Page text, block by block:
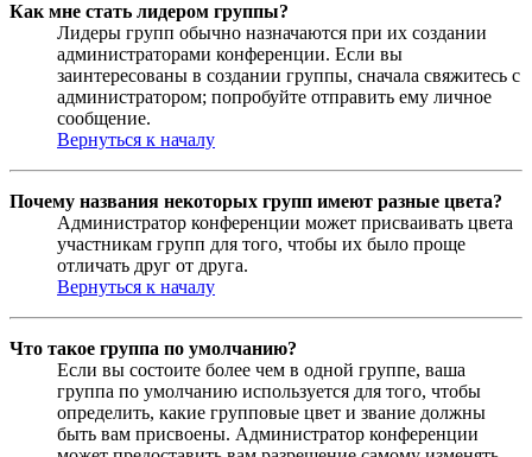
Как мне стать лидером группы?
Лидеры групп обычно назначаются при их создании
администраторами конференции. Если вы
заинтересованы в создании группы, сначала свяжитесь с
администратором; попробуйте отправить ему личное
сообщение.
Вернуться к началу
Почему названия некоторых групп имеют разные цвета?
Администратор конференции может присваивать цвета
участникам групп для того, чтобы их было проще
отличать друг от друга.
Вернуться к началу
Что такое группа по умолчанию?
Если вы состоите более чем в одной группе, ваша
группа по умолчанию используется для того, чтобы
определить, какие групповые цвет и звание должны
быть вам присвоены. Администратор конференции